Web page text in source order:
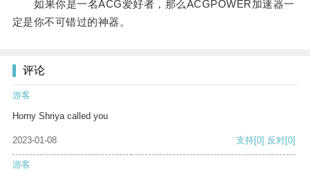
如果你是一名ACG爱好者，那么ACGPOWER加速器一
定是你不可错过的神器。
评论
游客
Horny Shriya called you
2023-01-08 支持[0] 反对[0]
游客